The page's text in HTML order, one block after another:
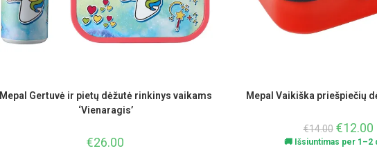
Mepal Gertuvė ir pietų dėžutė rinkinys vaikams
‘Vienaragis’
€26.00
Mepal Vaikiška priešpiečių
€14.00 €12.00
🚚 Išsiuntimas per 1–2